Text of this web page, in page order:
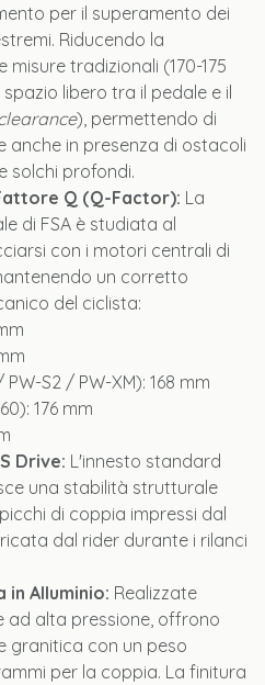
per il superamento dei
Riducendo la
tradizionali (170-175
libero tra il pedale e il
), permettendo di
anche in presenza di ostacoli
solchi profondi.
Q (Q-Factor): La
di FSA è studiata al
con i motori centrali di
un corretto
del ciclista:
S2 / PW-XM): 168 mm
176 mm
Drive: L'innesto standard
una stabilità strutturale
di coppia impressi dal
dal rider durante i rilanci
in Alluminio: Realizzate
ad alta pressione, offrono
granitica con un peso
per la coppia. La finitura